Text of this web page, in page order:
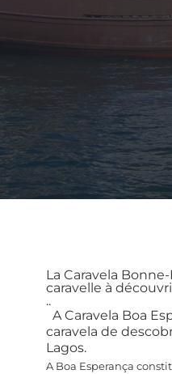
La Caravela
caravelle à
..
A Caravela Boa
caravela de
Lagos.
A Boa Esperança